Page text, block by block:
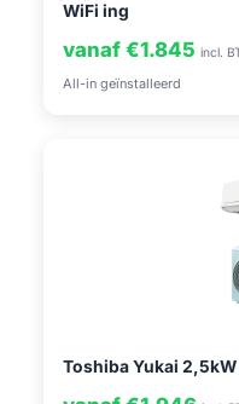
WiFi ing
vanaf €1.845 incl.
All-in geïnstalleerd
Toshiba Yukai 2,5kW